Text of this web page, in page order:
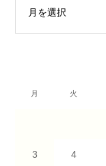
月 火
3 4